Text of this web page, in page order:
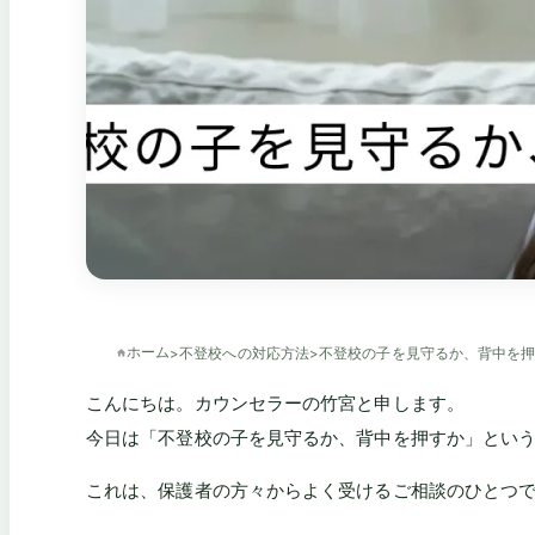
ホーム>不登校への対応方法>不登校の子を見守るか、背中を
こんにちは。カウンセラーの竹宮と申します。
今日は「不登校の子を見守るか、背中を押すか」とい
これは、保護者の方々からよく受けるご相談のひとつ